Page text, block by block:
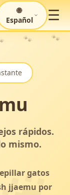
🐾 🐾
🌐
Español
☰
rápidos.
mismo.
gatos
jjaemu por